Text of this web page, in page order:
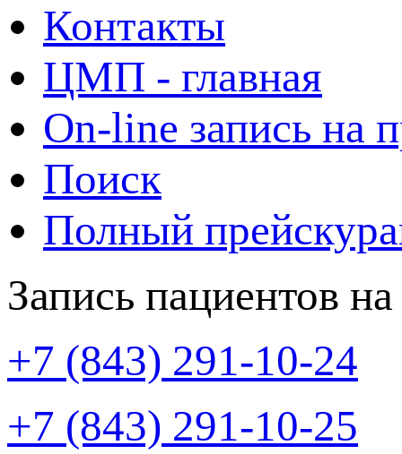
Контакты
ЦМП - главная
On-line запись на
Поиск
Полный
Запись пациентов
+7 (843) 291-10-24
+7 (843) 291-10-25